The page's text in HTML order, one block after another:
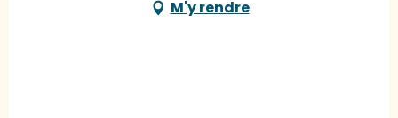
M'y rendre